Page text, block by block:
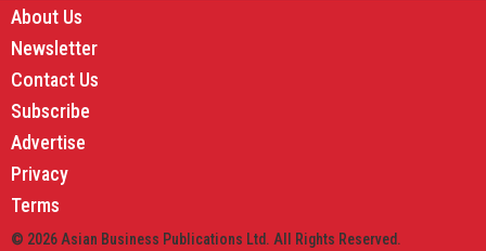
About Us
Newsletter
Contact Us
Subscribe
Advertise
Privacy
Terms
© 2026 Asian Business Publications Ltd. All Rights Reserved.